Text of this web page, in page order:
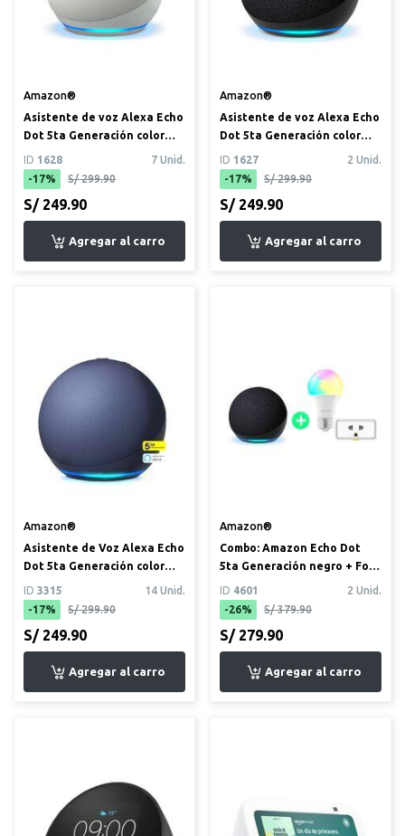
Amazon®
Asistente de voz Alexa Echo
Dot 5ta Generación color
blanco
ID 1628
7 Unid.
-17%
S/ 299.90
S/ 249.90
Amazon®
Asistente de voz Alexa Echo
Dot 5ta Generación color
negro
ID 1627
2 Unid.
-17%
S/ 299.90
S/ 249.90
Amazon®
Asistente de Voz Alexa Echo
Dot 5ta Generación color
azul
ID 3315
14 Unid.
-17%
S/ 299.90
S/ 249.90
Amazon®
Combo: Amazon Echo Dot
5ta Generación negro + Foco
inteligente + Enchufe...
ID 4601
2 Unid.
-26%
S/ 379.90
S/ 279.90